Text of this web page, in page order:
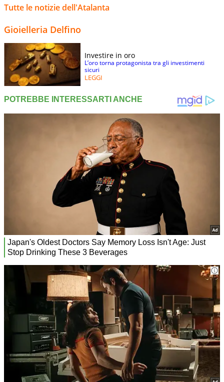
Tutte le notizie dell'Atalanta
Gioielleria Delfino
Investire in oro
L’oro torna protagonista tra gli investimenti
sicuri
LEGGI